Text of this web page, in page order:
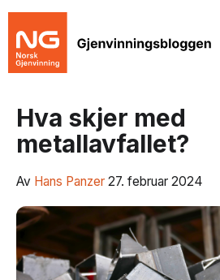
Hva skjer med
metallavfallet?
Av Hans Panzer 27. februar 2024